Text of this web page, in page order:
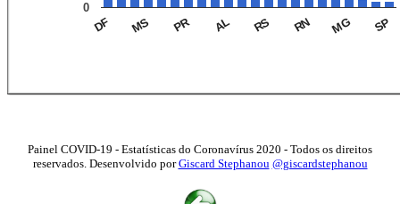
DF MS PR AL RS RN MG SP
0
Painel COVID-19 - Estatísticas do Coronavírus 2020 - Todos os direitos
reservados. Desenvolvido porGiscard Stephanou @giscardstephanou